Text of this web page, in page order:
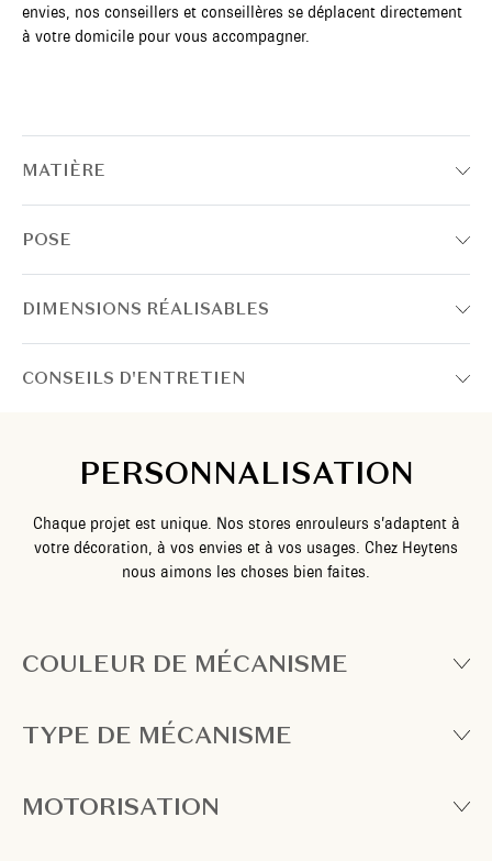
envies, nos conseillers et conseillères se déplacent directement
à votre domicile pour vous accompagner.
MATIÈRE
POSE
DIMENSIONS RÉALISABLES
CONSEILS D'ENTRETIEN
PERSONNALISATION
Chaque projet est unique. Nos stores enrouleurs s’adaptent à
votre décoration, à vos envies et à vos usages. Chez Heytens
nous aimons les choses bien faites.
COULEUR DE MÉCANISME
TYPE DE MÉCANISME
MOTORISATION